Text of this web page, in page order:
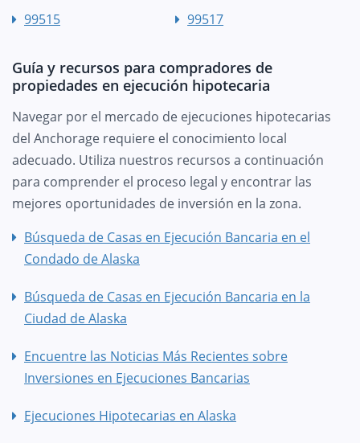
99515 99517
Guía y recursos para compradores de
propiedades en ejecución hipotecaria
Navegar por el mercado de ejecuciones hipotecarias
del Anchorage requiere el conocimiento local
adecuado. Utiliza nuestros recursos a continuación
para comprender el proceso legal y encontrar las
mejores oportunidades de inversión en la zona.
Búsqueda de Casas en Ejecución Bancaria en el
Condado de Alaska
Búsqueda de Casas en Ejecución Bancaria en la
Ciudad de Alaska
Encuentre las Noticias Más Recientes sobre
Inversiones en Ejecuciones Bancarias
Ejecuciones Hipotecarias en Alaska